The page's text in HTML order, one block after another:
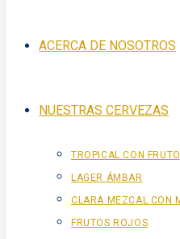
ACERCA DE NOSOTROS
NUESTRAS CERVEZAS
TROPICAL CON
LAGER ÁMBAR
CLARA MEZCAL CON
FRUTOS ROJOS